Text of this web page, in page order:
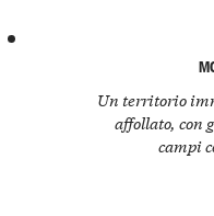
Un territorio
affollato, con
campi